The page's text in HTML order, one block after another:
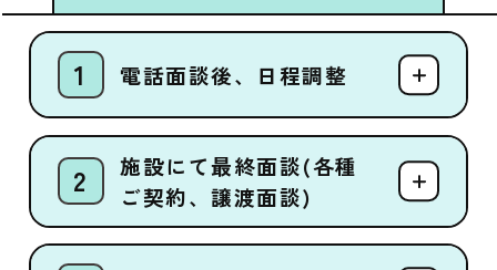
電話面談後、日程調整
施設にて最終面談(各種
ご契約、譲渡面談)